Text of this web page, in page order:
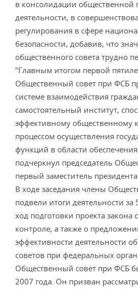
в консолидации общественной
деятельности, в
регулирования в сфере
безопасности, добавив, что
общественного совета трудно
"Главным итогом первой
Общественный совет при ФСБ
системе взаимодействия
самостоятельный институт,
эффективному общественному
процессом осуществления
функций в области
подчеркнул председатель
первый заместитель
В ходе заседания члены
подвели итоги деятельности за
ход подготовки проекта
контроле, а также о
эффективности деятельности
советов при федеральных
Общественный совет при ФСБ
2007 года. Он призван